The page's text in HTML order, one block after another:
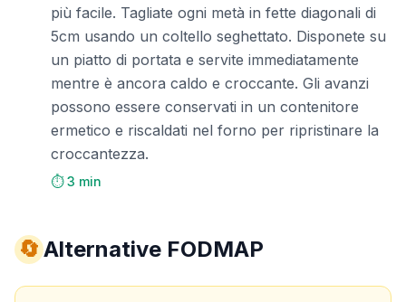
più facile. Tagliate ogni metà in fette diagonali di
5cm usando un coltello seghettato. Disponete su
un piatto di portata e servite immediatamente
mentre è ancora caldo e croccante. Gli avanzi
possono essere conservati in un contenitore
ermetico e riscaldati nel forno per ripristinare la
croccantezza.
⏱️ 3 min
🔄 Alternative FODMAP